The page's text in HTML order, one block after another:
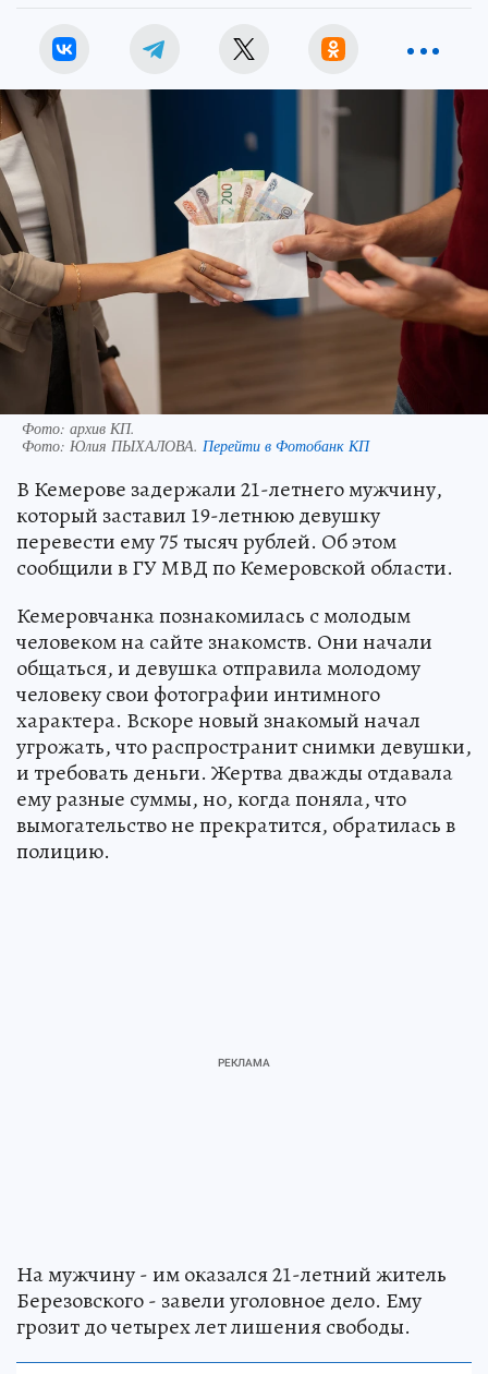
Фото: архив КП.
Фото: Юлия ПЫХАЛОВА. Перейти в Фотобанк КП
В Кемерове задержали 21-летнего мужчину,
который заставил 19-летнюю девушку
перевести ему 75 тысяч рублей. Об этом
сообщили в ГУ МВД по Кемеровской области.
Кемеровчанка познакомилась с молодым
человеком на сайте знакомств. Они начали
общаться, и девушка отправила молодому
человеку свои фотографии интимного
характера. Вскоре новый знакомый начал
угрожать, что распространит снимки девушки,
и требовать деньги. Жертва дважды отдавала
ему разные суммы, но, когда поняла, что
вымогательство не прекратится, обратилась в
полицию.
На мужчину - им оказался 21-летний житель
Березовского - завели уголовное дело. Ему
грозит до четырех лет лишения свободы.